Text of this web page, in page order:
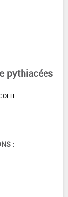
pythiacées
: